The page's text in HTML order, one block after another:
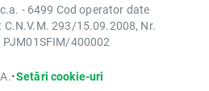
- 6499 Cod operator date
293/15.09.2008, Nr.
PJM01SFIM/400002
•Setări cookie-uri